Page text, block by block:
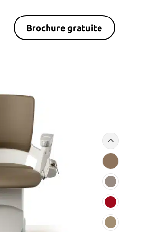
Brochure gratuite